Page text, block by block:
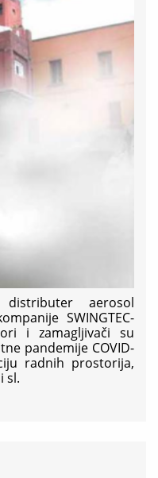
aerosol
SWINGTEC-
i zamagljivači su
pandemije COVID-
radnih prostorija,
sl.